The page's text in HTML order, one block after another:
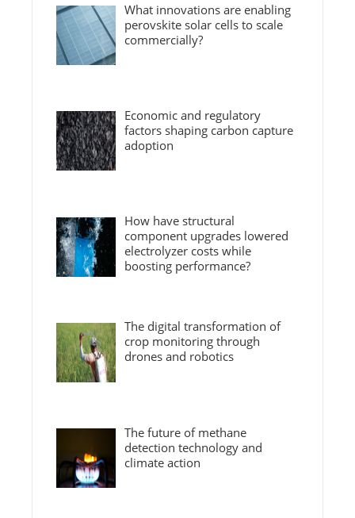
What innovations are enabling
perovskite solar cells to scale
commercially?
Economic and regulatory
factors shaping carbon capture
adoption
How have structural
component upgrades lowered
electrolyzer costs while
boosting performance?
The digital transformation of
crop monitoring through
drones and robotics
The future of methane
detection technology and
climate action